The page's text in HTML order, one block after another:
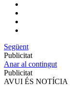
Següent
Publicitat
Anar al contingut
Publicitat
AVUI ÉS NOTÍCIA